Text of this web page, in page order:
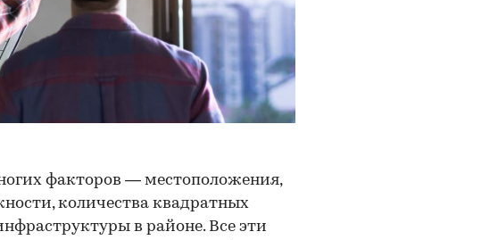
факторов — местоположения,
количества квадратных
в районе. Все эти